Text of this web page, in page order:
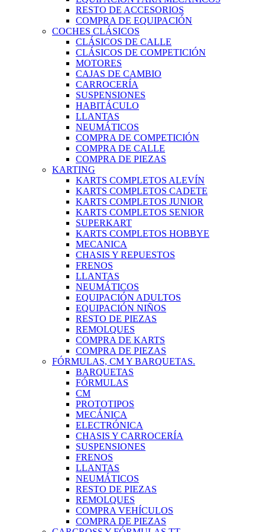
RESTO DE ACCESORIOS
COMPRA DE EQUIPACIÓN
COCHES CLÁSICOS
CLÁSICOS DE CALLE
CLÁSICOS DE COMPETICIÓN
MOTORES
CAJAS DE CAMBIO
CARROCERÍA
SUSPENSIONES
HABITÁCULO
LLANTAS
NEUMÁTICOS
COMPRA DE COMPETICIÓN
COMPRA DE CALLE
COMPRA DE PIEZAS
KARTING
KARTS COMPLETOS ALEVÍN
KARTS COMPLETOS CADETE
KARTS COMPLETOS JUNIOR
KARTS COMPLETOS SENIOR
SUPERKART
KARTS COMPLETOS HOBBYE
MECANICA
CHASIS Y REPUESTOS
FRENOS
LLANTAS
NEUMÁTICOS
EQUIPACIÓN ADULTOS
EQUIPACIÓN NIÑOS
RESTO DE PIEZAS
REMOLQUES
COMPRA DE KARTS
COMPRA DE PIEZAS
FÓRMULAS, CM Y BARQUETAS.
BARQUETAS
FÓRMULAS
CM
PROTOTIPOS
MECÁNICA
ELECTRÓNICA
CHASIS Y CARROCERÍA
SUSPENSIONES
FRENOS
LLANTAS
NEUMÁTICOS
RESTO DE PIEZAS
REMOLQUES
COMPRA VEHÍCULOS
COMPRA DE PIEZAS